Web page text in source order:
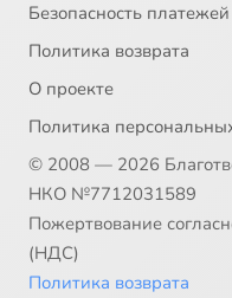
Безопасность платежей
Политика возврата
О проекте
Политика
© 2008 — 2026
НКО №7712031589
Пожертвование
(НДС)
Политика возврата